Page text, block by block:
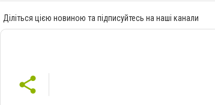
Діліться цією новиною та підписуйтесь на наші канали